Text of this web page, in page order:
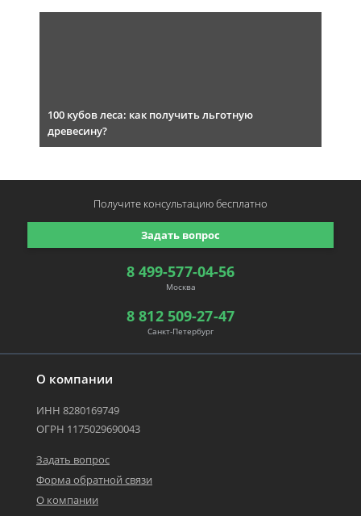
100 кубов леса: как получить льготную
древесину?
О компании
ИНН 8280169749
ОГРН 1175029690043
Задать вопрос
Форма обратной связи
О компании
8 499-577-04-56
Москва
8 812 509-27-47
Санкт-Петербург
Задать вопрос
Получите консультациюбесплатно